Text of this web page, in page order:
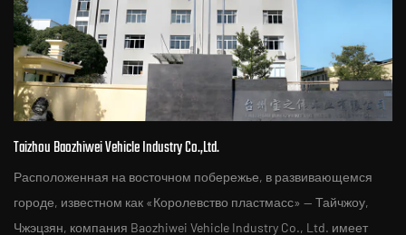
Taizhou Baozhiwei Vehicle Industry Co.,Ltd.
Расположенная на восточном побережье, в развивающемся
городе, известном как «Королевство пластмасс» — Тайчжоу,
Чжэцзян, компания Baozhiwei Vehicle Industry Co., Ltd. имеет